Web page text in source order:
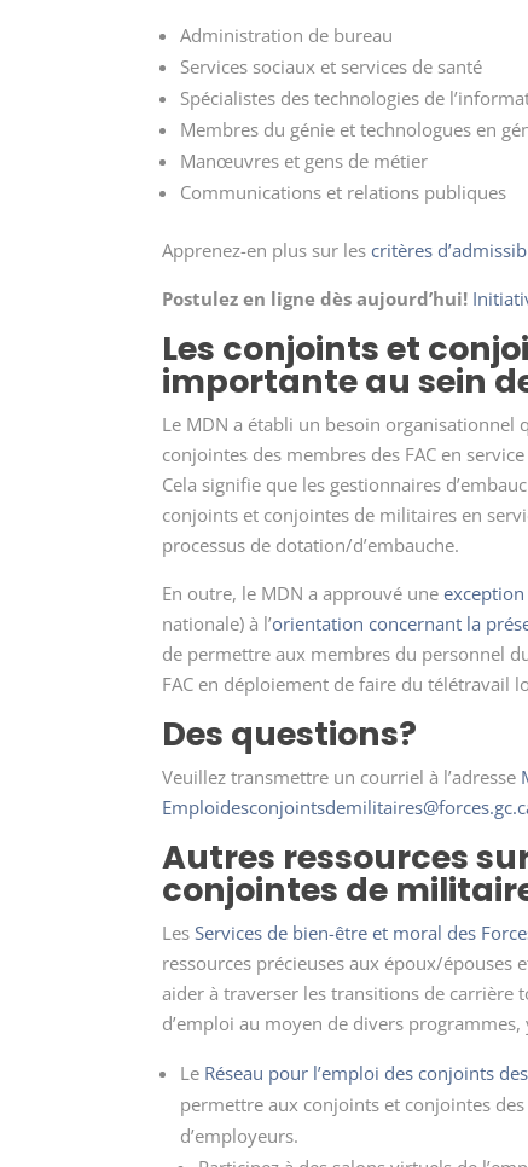
Administration de bureau
Services sociaux et services de santé
Spécialistes des technologies de
Membres du génie et technologues en
Manœuvres et gens de métier
Communications et relations publiques
Apprenez-en plus sur les critères
Postulez en ligne dès aujourd’hui!
Les conjoints et
importante au sein
Le MDN a établi un besoin organisationnel
conjointes des membres des FAC en
Cela signifie que les gestionnaires
conjoints et conjointes de militaires en
processus de dotation/d’embauche.
En outre, le MDN a approuvé une exception
nationale) à l’orientation concernant la
de permettre aux membres du personnel
FAC en déploiement de faire du télétravail
Des questions?
Veuillez transmettre un courriel à l’adresse
Autres ressources
conjointes de
LesServices de bien-être et moral des
ressources précieuses aux époux/
aider à traverser les transitions de carrière
d’emploi au moyen de divers programmes,
Le Réseau pour l’emploi des conjoints
permettre aux conjoints et conjointes
d’employeurs.